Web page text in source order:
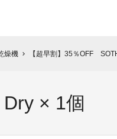
燥機 chevron_right 【超早割】35％OFF
× 1個